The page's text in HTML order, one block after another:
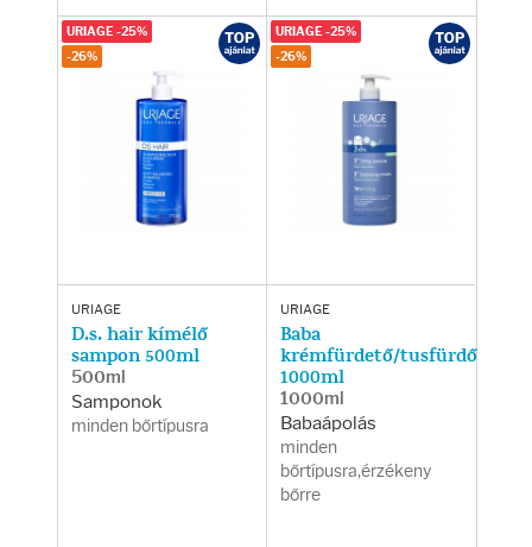
URIAGE
D.s. hair kímélő
sampon 500ml
500ml
Samponok
minden bőrtípusra
URIAGE -25%
-26%
URIAGE
Baba
krémfürdető/tusfürdő
1000ml
1000ml
Babaápolás
minden
bőrtípusra,érzékeny
bőrre
URIAGE -25%
-26%